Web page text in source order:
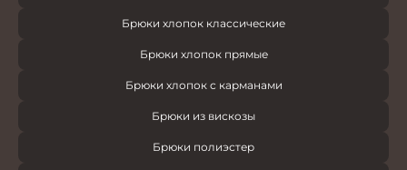
Брюки хлопок классические
Брюки хлопок прямые
Брюки хлопок с карманами
Брюки из вискозы
Брюки полиэстер